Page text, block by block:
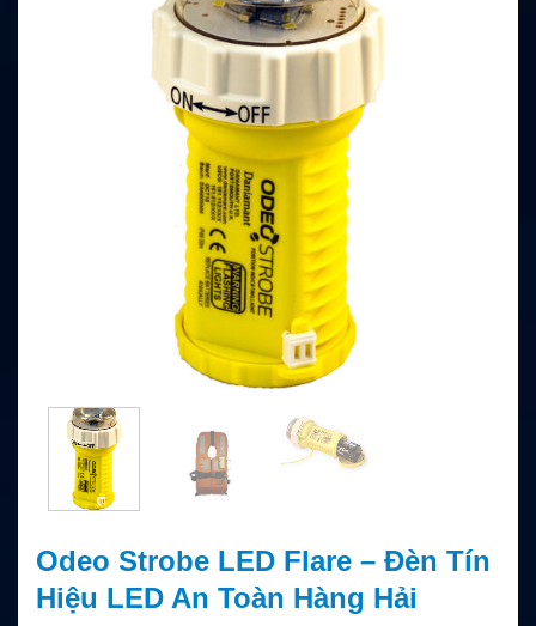
Odeo Strobe LED Flare – Đèn Tín
Hiệu LED An Toàn Hàng Hải